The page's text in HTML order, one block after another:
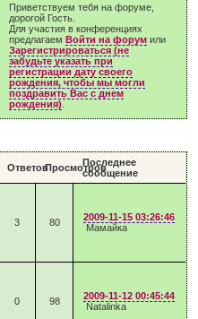
Приветствуем тебя на форуме,
дорогой Гость.
Для участия в конференциях
предлагаемВойти на форум или
Зарегистрироваться (не
забудьте указать при
регистрации дату своего
рождения, чтобы мы могли
поздравить Вас с днем
рождения)
ОтветовПросмотровПоследнее
сообщение
3 80
2009-11-15 03:26:46
Мамайка
0
98
2009-11-12 00:45:44
Natalinka